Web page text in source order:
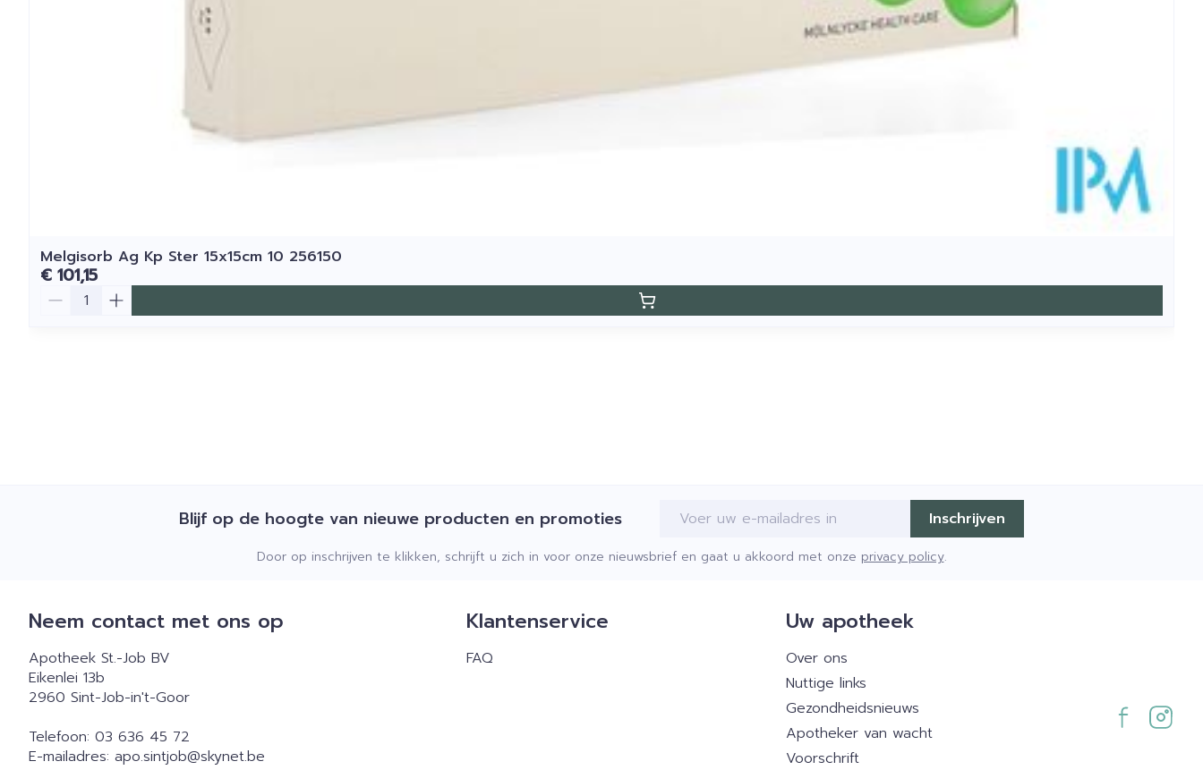
Melgisorb Ag Kp Ster 15x15cm 10 256150
€ 101,15
Aantal
Blijf op de hoogte van nieuwe producten en promoties E-mail adres Inschrijven
Door op inschrijven te klikken, schrijft u zich in voor onze nieuwsbrief en gaat u akkoord met onze privacy policy.
Neem contact met ons op
Apotheek St.-Job BV
Eikenlei 13b
2960 Sint-Job-in't-Goor
Telefoon: 03 636 45 72
E-mailadres: apo.sintjob@skynet.be
Klantenservice
FAQ
Uw apotheek
Over ons
Nuttige links
Gezondheidsnieuws
Apotheker van wacht
Voorschrift